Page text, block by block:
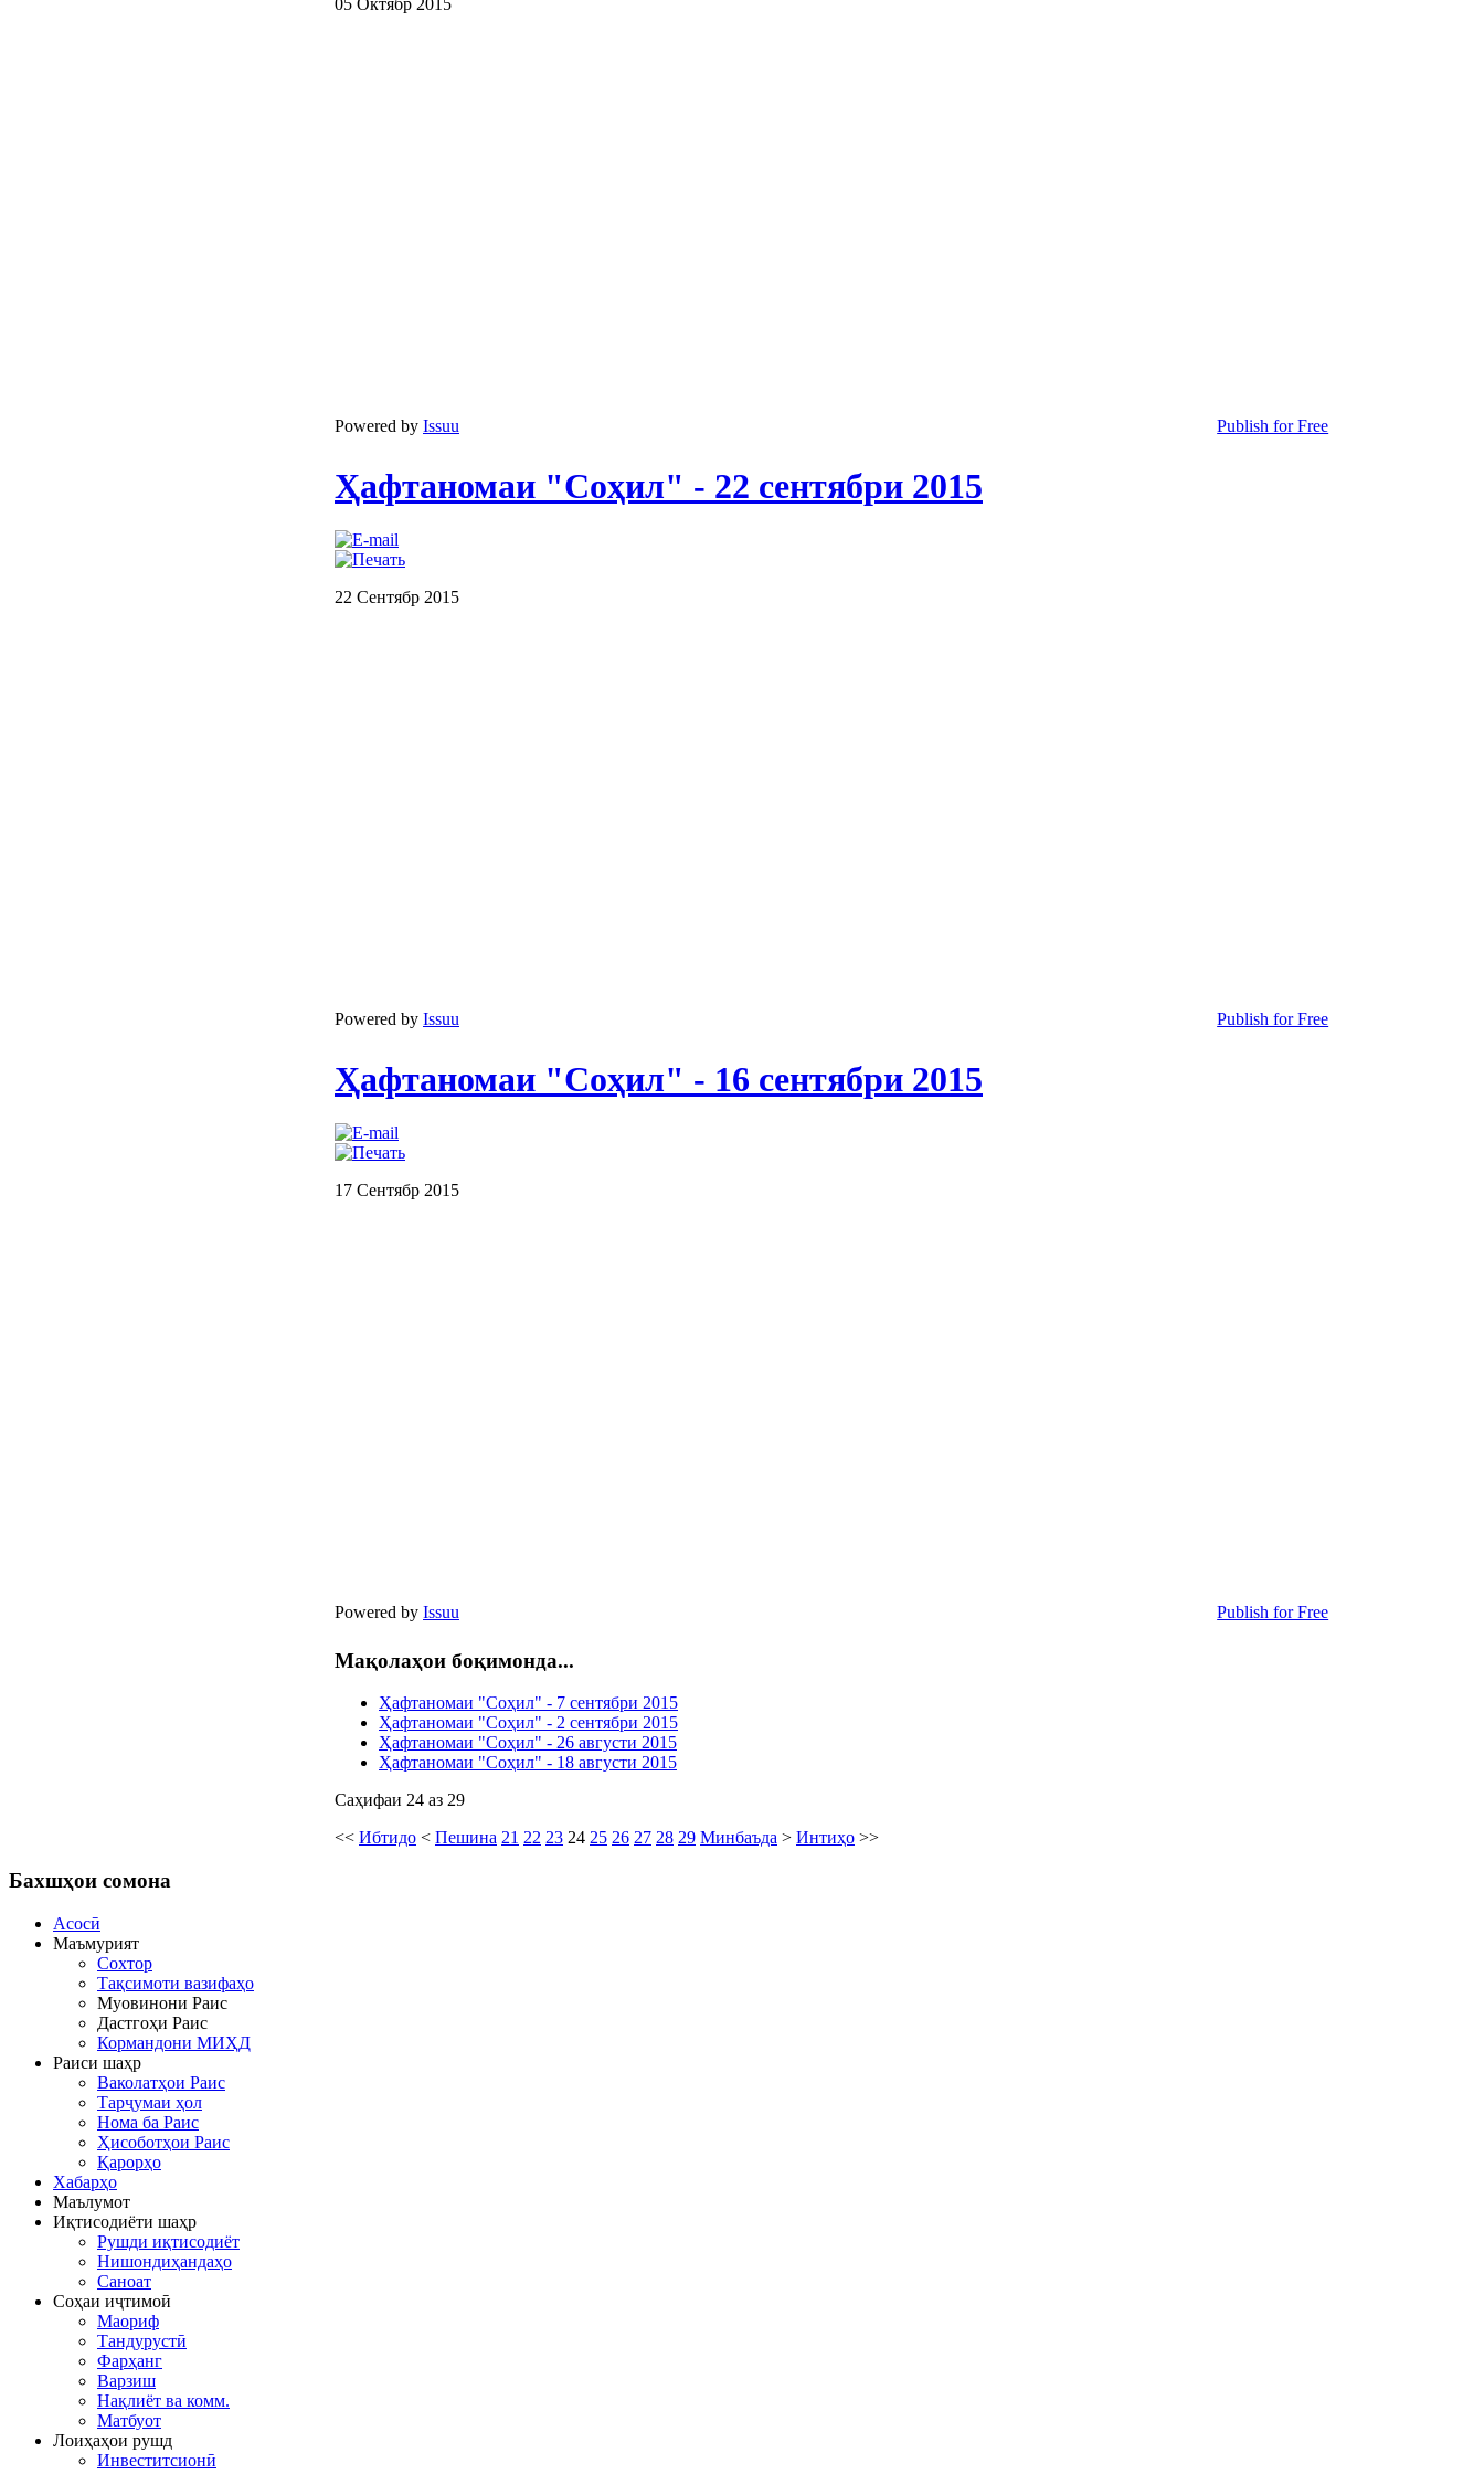
05 Октябр 2015
Powered by Issuu Publish for Free
Ҳафтаномаи "Соҳил" - 22 сентябри 2015
22 Сентябр 2015
Powered by Issuu Publish for Free
Ҳафтаномаи "Соҳил" - 16 сентябри 2015
17 Сентябр 2015
Powered by Issuu Publish for Free
Мақолаҳои боқимонда...
Ҳафтаномаи "Соҳил" - 7 сентябри 2015
Ҳафтаномаи "Соҳил" - 2 сентябри 2015
Ҳафтаномаи "Соҳил" - 26 августи 2015
Ҳафтаномаи "Соҳил" - 18 августи 2015
Саҳифаи 24 аз 29
<< Ибтидо < Пешина 21 22 23 24 25 26 27 28 29 Минбаъда > Интиҳо >>
Бахшҳои сомона
Асосӣ
Маъмурият
Сохтор
Тақсимоти вазифаҳо
Муовинони Раис
Дастгоҳи Раис
Кормандони МИҲД
Раиси шаҳр
Ваколатҳои Раис
Тарҷумаи ҳол
Нома ба Раис
Ҳисоботҳои Раис
Қарорҳо
Хабарҳо
Маълумот
Иқтисодиёти шаҳр
Рушди иқтисодиёт
Нишондиҳандаҳо
Саноат
Соҳаи иҷтимоӣ
Маориф
Тандурустӣ
Фарҳанг
Варзиш
Нақлиёт ва комм.
Матбуот
Лоиҳаҳои рушд
Инвеститсионӣ